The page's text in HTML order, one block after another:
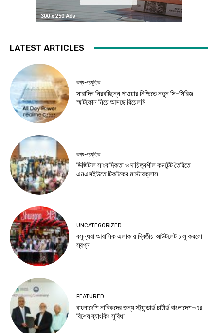
LATEST ARTICLES
তথ্য-প্রযুক্তি
সারাদিন নিরবচ্ছিন্ন পাওয়ার নিশ্চিতে নতুন সি-সিরিজ
স্মার্টফোন নিয়ে আসছে রিয়েলমি
তথ্য-প্রযুক্তি
ডিজিটাল সাংবাদিকতা ও দায়িত্বশীল কনটেন্ট তৈরিতে
এনএসইউতে টিকটকের মাস্টারক্লাস
UNCATEGORIZED
বসুন্ধরা আবাসিক এলাকায় দ্বিতীয় আউটলেট চালু করলো
স্বপ্ন
FEATURED
বাংলাদেশি নাবিকদের জন্য স্ট্যান্ডার্ড চার্টার্ড বাংলাদেশ-এর
বিশেষ ব্যাংকিং সুবিধা